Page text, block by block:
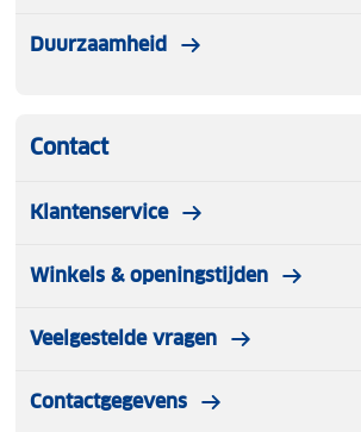
Duurzaamheid
Contact
Klantenservice
Winkels & openingstijden
Veelgestelde vragen
Contactgegevens